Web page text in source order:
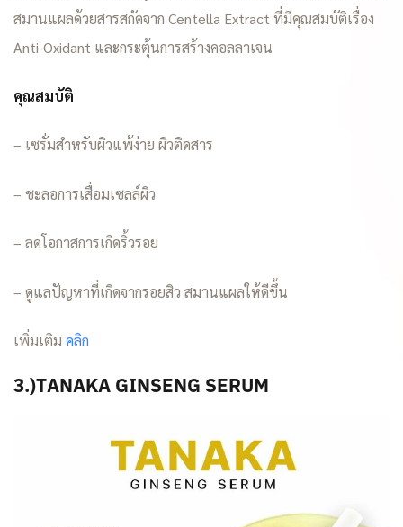
สมานแผลด้วยสารสกัดจาก Centella Extract ที่มีคุณสมบัติเรื่อง
Anti-Oxidant และกระตุ้นการสร้างคอลลาเจน
คุณสมบัติ
– เซรั่มสำหรับผิวแพ้ง่าย ผิวติดสาร
– ชะลอการเสื่อมเซลล์ผิว
– ลดโอกาสการเกิดริ้วรอย
– ดูแลปัญหาที่เกิดจากรอยสิว สมานแผลให้ดีขึ้น
เพิ่มเติม คลิก
3.)TANAKA GINSENG SERUM